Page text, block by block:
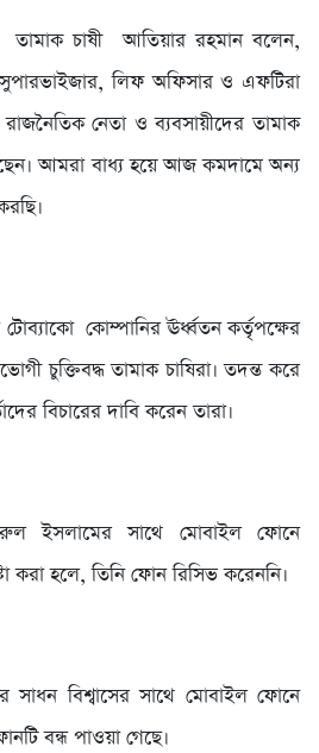
তামাক চাষী আতিয়ার রহমান বলেন,
লিফ অফিসার ও এফটিরা
নেতা ও ব্যবসায়ীদের তামাক
আমরা বাধ্য হয়ে আজ কমদামে অন্য
টোব্যাকো কোম্পানির ঊর্ধ্বতন কর্তৃপক্ষের
চুক্তিবদ্ধ তামাক চাষিরা। তদন্ত করে
বিচারের দাবি করেন তারা।
ইসলামের সাথে মোবাইল ফোনে
করা হলে, তিনি ফোন রিসিভ করেননি।
বিশ্বাসের সাথে মোবাইল ফোনে
বন্ধ পাওয়া গেছে।